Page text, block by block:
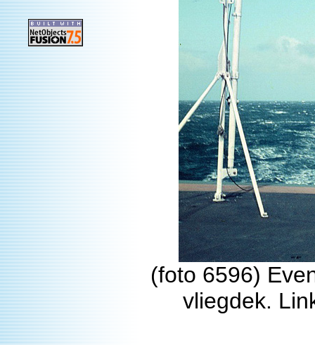
(foto 6596)
vliegdek.